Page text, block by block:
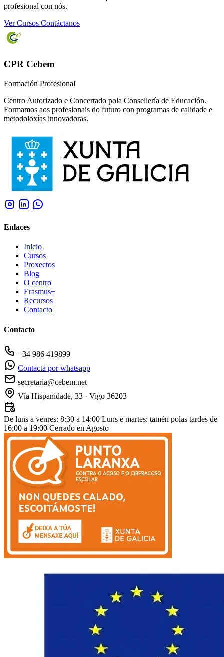
profesional con nós.
Ver Cursos Contáctanos
CPR Cebem
Formación Profesional
Centro Autorizado e Concertado pola Consellería de Educación.
Formamos aos profesionais do futuro con programas de calidade e
metodoloxías innovadoras.
Enlaces
Inicio
Cursos
Proxectos
Blog
O centro
Erasmus+
Recursos
Contacto
Contacto
+34 986 419899
Contacta por whatsapp
secretaria@cebem.net
Vía Hispanidade, 33 · Vigo 36203
De luns a venres: 8:30 a 14:00 Luns e martes: tamén polas tardes de
16:00 a 19:00 Cerrado en Agosto